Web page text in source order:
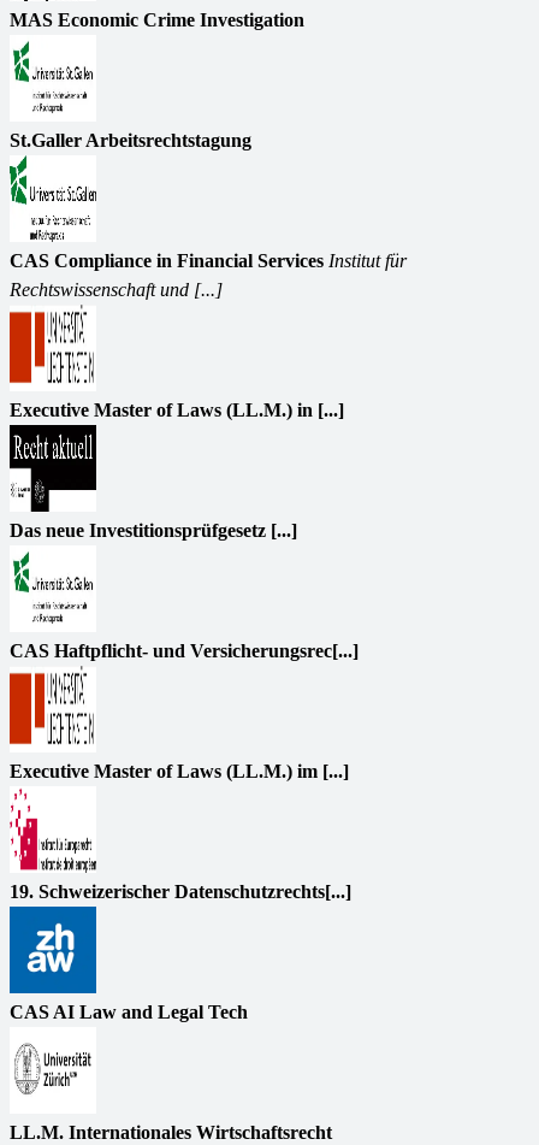
MAS Economic Crime Investigation
St.Galler Arbeitsrechtstagung
CAS Compliance in Financial Services Institut für
Rechtswissenschaft und [...]
Executive Master of Laws (LL.M.) in [...]
Das neue Investitionsprüfgesetz [...]
CAS Haftpflicht- und Versicherungsrec[...]
Executive Master of Laws (LL.M.) im [...]
19. Schweizerischer Datenschutzrechts[...]
CAS AI Law and Legal Tech
LL.M. Internationales Wirtschaftsrecht